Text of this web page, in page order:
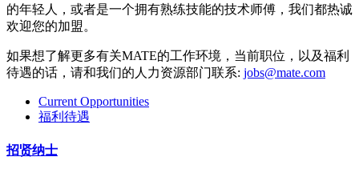
的年轻人，或者是一个拥有熟练技能的技术师傅，我们都热诚
欢迎您的加盟。
如果想了解更多有关MATE的工作环境，当前职位，以及福利
待遇的话，请和我们的人力资源部门联系: jobs@mate.com
Current Opportunities
福利待遇
招贤纳士